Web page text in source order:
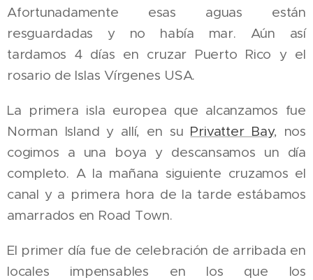
Afortunadamente esas aguas están
resguardadas y no había mar. Aún así
tardamos 4 días en cruzar Puerto Rico y el
rosario de Islas Vírgenes USA.
La primera isla europea que alcanzamos fue
Norman Island y allí, en su Privatter Bay, nos
cogimos a una boya y descansamos un día
completo. A la mañana siguiente cruzamos el
canal y a primera hora de la tarde estábamos
amarrados en Road Town.
El primer día fue de celebración de arribada en
locales impensables en los que los